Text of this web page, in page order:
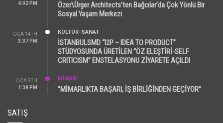
4:02 PM
Özer\Ürger Architects’ten Bağcılar’da Çok Yönlü Bir
Sosyal Yaşam Merkezi
OCA 14TH
3:37 PM
KÜLTÜR-SANAT
İSTANBULSMD “I2P – IDEA TO PRODUCT”
STÜDYOSUNDA ÜRETİLEN “ÖZ ELEŞTİRİ-SELF
CRITICISM” ENSTELASYONU ZİYARETE AÇILDI
OCA 9TH
1:38 PM
MİMARİ
“MİMARLIKTA BAŞARI, İŞ BİRLİĞİNDEN GEÇİYOR”
SATIŞ